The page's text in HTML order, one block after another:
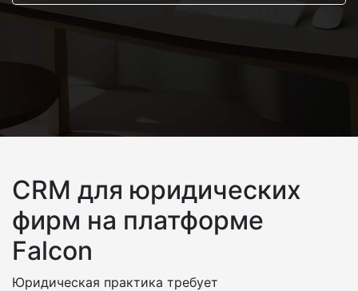
CRM для юридических
фирм на платформе
Falcon
Юридическая практика требует